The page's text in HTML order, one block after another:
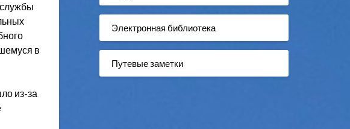
в
из-за
Электронная библиотека
Путевые заметки